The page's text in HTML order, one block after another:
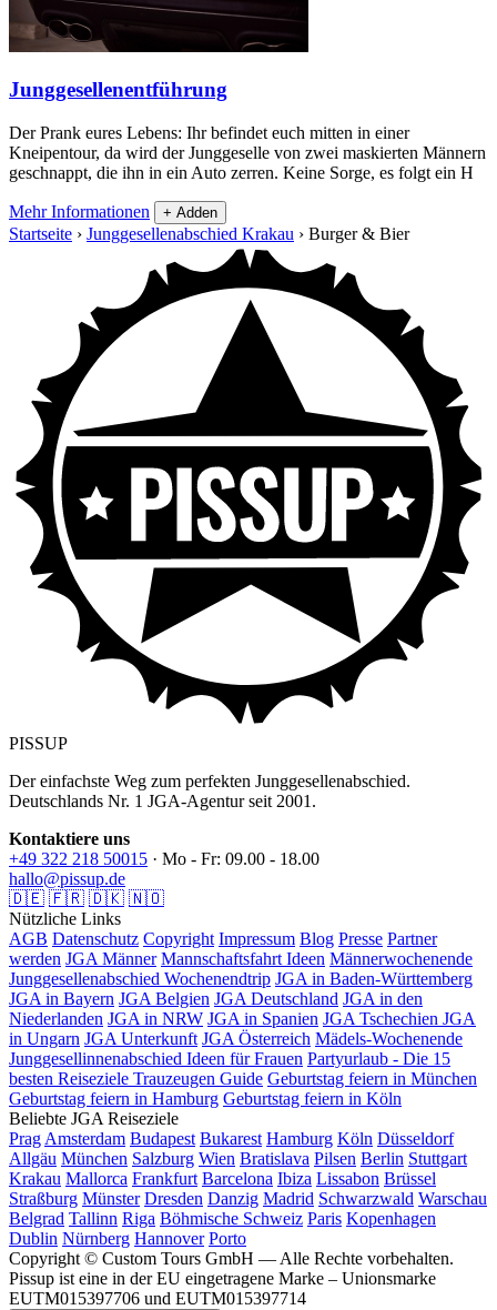
Junggesellenentführung
Der Prank eures Lebens: Ihr befindet euch mitten in einer
Kneipentour, da wird der Junggeselle von zwei maskierten Männern
geschnappt, die ihn in ein Auto zerren. Keine Sorge, es folgt ein H
Mehr Informationen + Adden
Startseite › Junggesellenabschied Krakau › Burger & Bier
PISSUP
Der einfachste Weg zum perfekten Junggesellenabschied.
Deutschlands Nr. 1 JGA-Agentur seit 2001.
Kontaktiere uns
+49 322 218 50015 · Mo - Fr: 09.00 - 18.00
hallo@pissup.de
🇩🇪 🇫🇷 🇩🇰 🇳🇴
Nützliche Links
AGB Datenschutz Copyright Impressum Blog Presse Partner
werden JGA Männer Mannschaftsfahrt Ideen Männerwochenende
Junggesellenabschied Wochenendtrip JGA in Baden-Württemberg
JGA in Bayern JGA Belgien JGA Deutschland JGA in den
Niederlanden JGA in NRW JGA in Spanien JGA Tschechien JGA
in Ungarn JGA Unterkunft JGA Österreich Mädels-Wochenende
Junggesellinnenabschied Ideen für Frauen Partyurlaub - Die 15
besten Reiseziele Trauzeugen Guide Geburtstag feiern in München
Geburtstag feiern in Hamburg Geburtstag feiern in Köln
Beliebte JGA Reiseziele
Prag Amsterdam Budapest Bukarest Hamburg Köln Düsseldorf
Allgäu München Salzburg Wien Bratislava Pilsen Berlin Stuttgart
Krakau Mallorca Frankfurt Barcelona Ibiza Lissabon Brüssel
Straßburg Münster Dresden Danzig Madrid Schwarzwald Warschau
Belgrad Tallinn Riga Böhmische Schweiz Paris Kopenhagen
Dublin Nürnberg Hannover Porto
Copyright © Custom Tours GmbH — Alle Rechte vorbehalten.
Pissup ist eine in der EU eingetragene Marke – Unionsmarke
EUTM015397706 und EUTM015397714